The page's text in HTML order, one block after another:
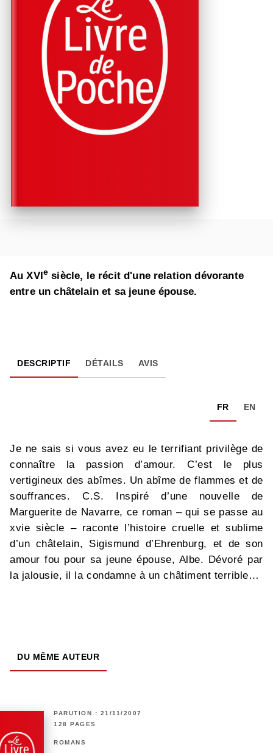
Au XVIe siècle, le récit d'une relation dévorante
entre un châtelain et sa jeune épouse.
DESCRIPTIF DÉTAILS AVIS
FR EN
Je ne sais si vous avez eu le terrifiant privilège de
connaître la passion d’amour. C’est le plus
vertigineux des abîmes. Un abîme de flammes et de
souffrances. C.S. Inspiré d’une nouvelle de
Marguerite de Navarre, ce roman – qui se passe au
xvie siècle – raconte l’histoire cruelle et sublime
d’un châtelain, Sigismund d’Ehrenburg, et de son
amour fou pour sa jeune épouse, Albe. Dévoré par
la jalousie, il la condamne à un châtiment terrible…
DU MÊME AUTEUR
PARUTION : 21/11/2007
128 PAGES
ROMANS